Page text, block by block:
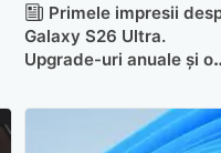
Primele impresii
Galaxy S26 Ultra.
Upgrade-uri anuale și o
Display